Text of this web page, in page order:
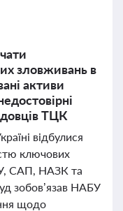
зловживань в
активи
ТЦК
відбулися
ключових
САП, НАЗК та
зобов’язав НАБУ
щодо